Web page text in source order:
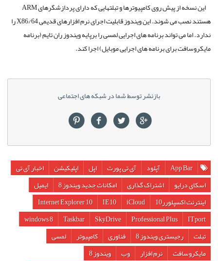
این نسخه از پیش روی کامپیوترها و تبلتهایی که دارای پردازشگرهای ARM
هستند نصب می شوند. این ویندوز قابلیت اجرای نرم افزارهای قدیمی X86/64 را
ندارد. اما می تواند برنامه های اجرایی لمسی را برپایه ویندوز ران تایم (برنامه
مایکروسافت برای برنامه های اجرایی موبایل) اجرا کند.
بازنشر توسط شما در شبکه های اجتماعی
App Bar آپلود آی تی پورت اپل اپلیکیشن
اخبار آی تی
اسکای درایو
اشتراک گذاری امکانات جدید ویندوز 8
ایمیل
اینترنت اکسپلورر10
iCloud
IE10
Internet Explorer 10
ITport
Professional Plus
SkyDrive
Taskbar
windows 8
تبلت
رجیستری ویندوز 8 فناوری کامپیوتر
لمسی
مایکروسافت
نرم افزار وب
ویندوز 8